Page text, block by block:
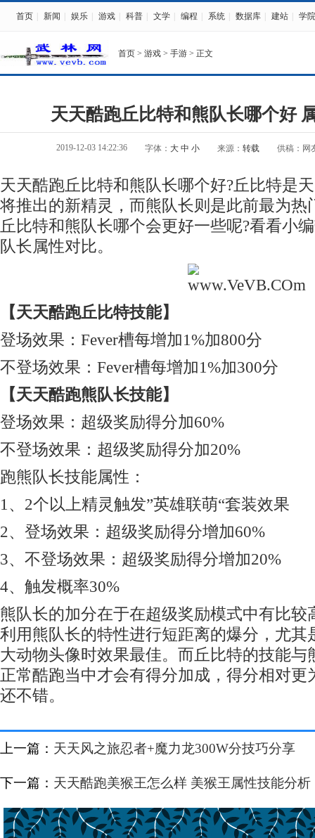
首页 新闻 娱乐 游戏 科普 文学 编程 系统 数据库 建站 学院
首页 > 游戏 > 手游 > 正文
天天酷跑丘比特和熊队长哪个好
2019-12-03 14:22:36 字体： 大 中 小 来源： 转载 供稿：网
天天酷跑丘比特和熊队长哪个好?丘比特是
将推出的新精灵，而熊队长则是此前最为热
丘比特和熊队长哪个会更好一些呢?看看小
队长属性对比。
【天天酷跑丘比特技能】
登场效果：Fever槽每增加1%加800分
不登场效果：Fever槽每增加1%加300分
【天天酷跑熊队长技能】
登场效果：超级奖励得分加60%
不登场效果：超级奖励得分加20%
跑熊队长技能属性：
1、2个以上精灵触发”英雄联萌“套装效果
2、登场效果：超级奖励得分增加60%
3、不登场效果：超级奖励得分增加20%
4、触发概率30%
熊队长的加分在于在超级奖励模式中有比较
利用熊队长的特性进行短距离的爆分，尤其
大动物头像时效果最佳。而丘比特的技能与
正常酷跑当中才会有得分加成，得分相对更
还不错。
上一篇： 天天风之旅忍者+魔力龙300W分技巧分享
下一篇： 天天酷跑美猴王怎么样 美猴王属性技能分析